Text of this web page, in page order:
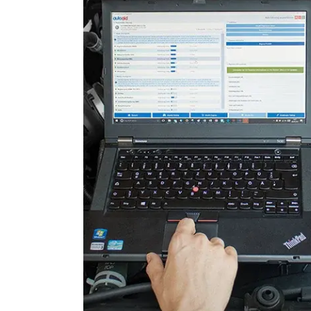
Lenkradwinkel-Sensor
Lenksäuleneinheit
Leuchtweitenregulierung
Motorsteuerung (EMS)
Motorsteuerung 2 (EMS)
Radio
Reifendruckkontrolle (RDK)
Schiebedach
Schlüssellose
Servolenkung
Sitzheizung
Soundsystem
Telefon-/Notruf-System
Türsteuergerät vorne links
Türsteuergerät vorne rechts
Unterhaltungseinheit oben